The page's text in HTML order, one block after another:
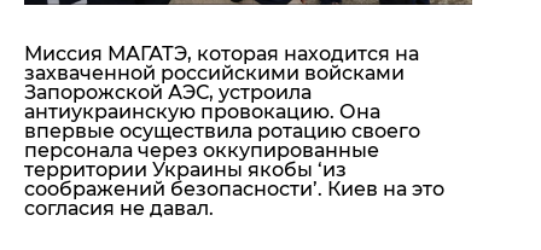
Миссия МАГАТЭ, которая находится на
захваченной российскими войсками
Запорожской АЭС, устроила
антиукраинскую провокацию. Она
впервые осуществила ротацию своего
персонала через оккупированные
территории Украины якобы ‘из
соображений безопасности’. Киев на это
согласия не давал.